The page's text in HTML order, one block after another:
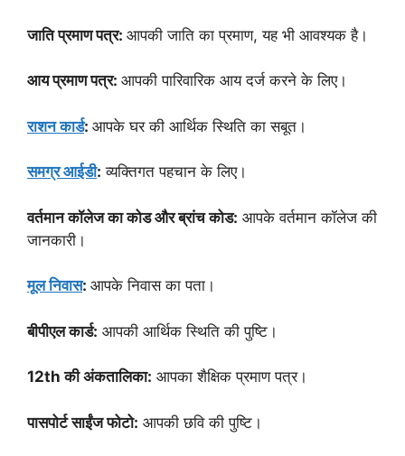
जाति प्रमाण पत्र: आपकी जाति का प्रमाण, यह भी आवश्यक है।
आय प्रमाण पत्र: आपकी पारिवारिक आय दर्ज करने के लिए।
राशन कार्ड: आपके घर की आर्थिक स्थिति का सबूत।
समग्र आईडी: व्यक्तिगत पहचान के लिए।
वर्तमान कॉलेज का कोड और ब्रांच कोड: आपके वर्तमान कॉलेज की
जानकारी।
मूल निवास: आपके निवास का पता।
बीपीएल कार्ड: आपकी आर्थिक स्थिति की पुष्टि।
12th की अंकतालिका: आपका शैक्षिक प्रमाण पत्र।
पासपोर्ट साईंज फोटो: आपकी छवि की पुष्टि।